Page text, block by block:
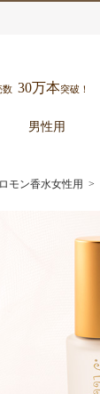
数 30万本突破！
男性用
モン香水女性用 >